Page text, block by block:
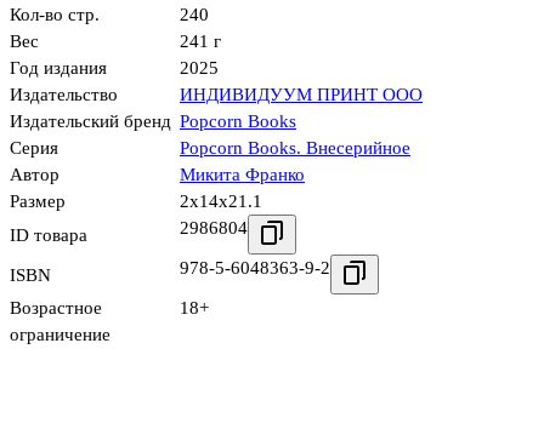
Кол-во стр.
240
Вес
241 г
Год издания
2025
Издательство
ИНДИВИДУУМ ПРИНТ ООО
Издательский бренд Popcorn Books
Серия
Popcorn Books. Внесерийное
Автор
Микита Франко
Размер
2x14x21.1
ID товара
2986804
ISBN 978-5-6048363-9-2
Возрастное
ограничение
18+